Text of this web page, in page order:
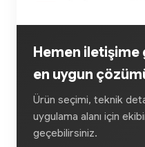
Hemen iletişime
en uygun
Ürün seçimi, teknik
uygulama alanı için
geçebilirsiniz.